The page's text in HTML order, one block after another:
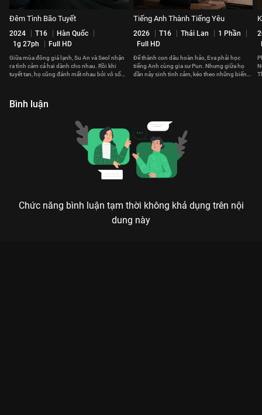
Đêm Tình Bão Tuyết
2024 T16
Hàn Quốc
1g 27ph
Full HD
Giữa mùa đông giá lạnh, Su An và Seol nhận
ra tình cảm cả hai dành cho nhau. Rồi khi
tuyết tan, họ cũng đánh mất nhau bởi vô số
Tiếng Anh Thành Tiếng Yêu
2026 T16 Thái Lan
1 Phần
Full HD
Để thành con dâu hoàn hảo, Eva phải học
tiếng Anh cùng gia sư Pun. Nhưng giữa họ
dần nảy sinh tình cảm, kéo theo những biến
Bình luận
Chức năng bình luận tạm thời không khả dụng trên nội
dung này